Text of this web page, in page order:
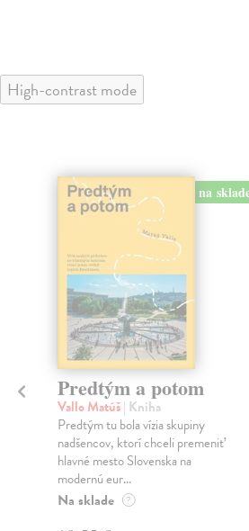
High-contrast mode
na
Predtým a potom
Vallo Matúš| Kniha
Predtým tu bola vízia skupiny
nadšencov, ktorí chceli premeniť
hlavné mesto Slovenska na
modernú eur...
Na sklade ?